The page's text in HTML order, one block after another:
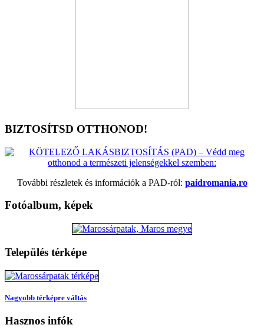
BIZTOSÍTSD OTTHONOD!
További részletek és információk a PAD-ról: paidromania.ro
Fotóalbum, képek
Település térképe
Nagyobb térképre váltás
Hasznos infók